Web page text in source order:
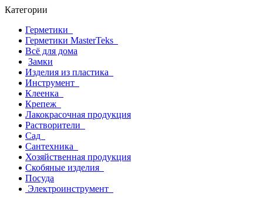
Категории
Герметики
Герметики MasterTeks
Всё для дома
Замки
Изделия из пластика
Инструмент
Клеенка
Крепеж
Лакокрасочная продукция
Растворители
Сад
Сантехника
Хозяйственная продукция
Скобяные изделия
Посуда
Электроинструмент